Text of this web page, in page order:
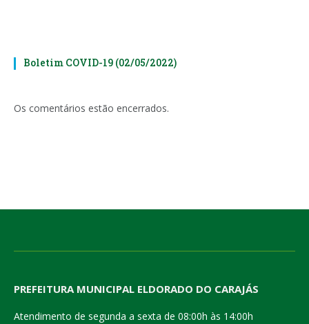
Boletim COVID-19 (02/05/2022)
Os comentários estão encerrados.
PREFEITURA MUNICIPAL ELDORADO DO CARAJÁS
Atendimento de segunda a sexta de 08:00h às 14:00h